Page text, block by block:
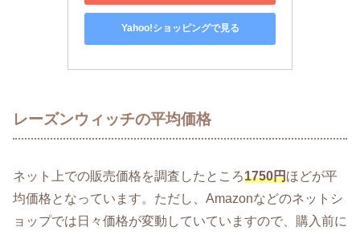
Yahoo!ショッピングで見る
レーズンウィッチの平均価格
ネット上での販売価格を調査したところ1750円ほどが平
均価格となっています。ただし、Amazonなどのネットシ
ョップでは日々価格が変動していていますので、購入前に